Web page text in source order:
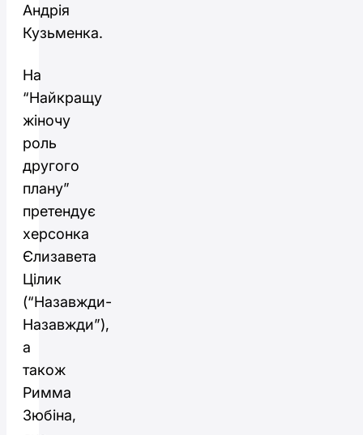
Андрія
Кузьменка.
На
“Найкращу
жіночу
роль
другого
плану”
претендує
херсонка
Єлизавета
Цілик
(“Назавжди-
Назавжди”),
а
також
Римма
Зюбіна,